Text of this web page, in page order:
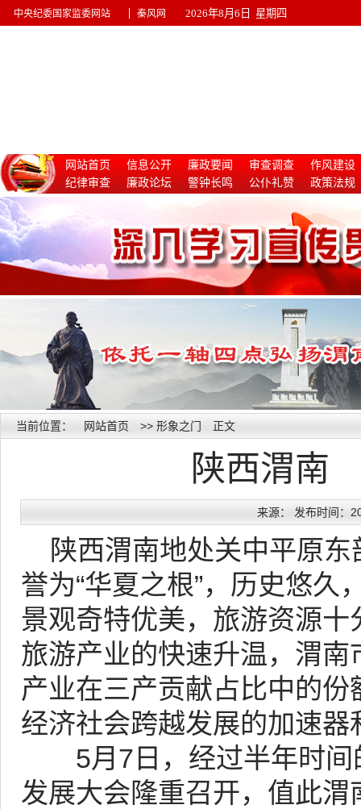
中央纪委国家监委网站 秦风网 2026年8月6日 星期四
网站首页 信息公开 廉政要闻 审查调查
作风建设
纪律审查
廉政论坛 警钟长鸣 公仆礼赞
政策法规
当前位置： 网站首页 >> 形象之门 正文
陕西渭南
来源： 发布时间：
陕西渭南地处关中平原东
誉为“华夏之根”，历史悠久
景观奇特优美，旅游资源
旅游产业的快速升温，渭
产业在三产贡献占比中的
经济社会跨越发展的加速
5月7日，经过半年时间
发展大会隆重召开，值此